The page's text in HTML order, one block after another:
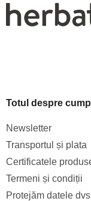
Totul despre
Newsletter
Transportul și plata
Certificatele
Termeni și condiții
Protejăm datele